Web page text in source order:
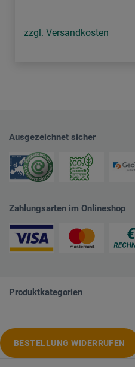
zzgl. Versandkosten
Ausgezeichnet sicher
Zahlungsarten im Onlineshop
Produktkategorien
BESTELLUNG WIDERRUFEN